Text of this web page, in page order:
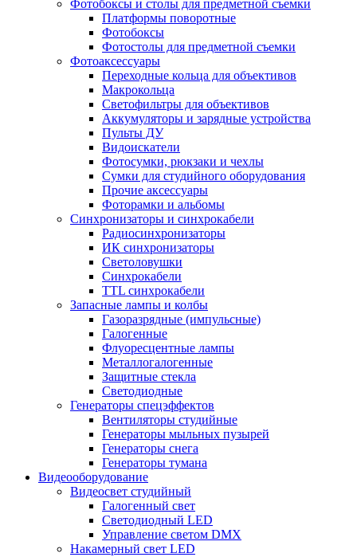
Фотобоксы и столы для предметной съемки
Платформы поворотные
Фотобоксы
Фотостолы для предметной съемки
Фотоаксессуары
Переходные кольца для объективов
Макрокольца
Светофильтры для объективов
Аккумуляторы и зарядные устройства
Пульты ДУ
Видоискатели
Фотосумки, рюкзаки и чехлы
Сумки для студийного оборудования
Прочие аксессуары
Фоторамки и альбомы
Синхронизаторы и синхрокабели
Радиосинхронизаторы
ИК синхронизаторы
Светоловушки
Синхрокабели
TTL синхрокабели
Запасные лампы и колбы
Газоразрядные (импульсные)
Галогенные
Флуоресцентные лампы
Металлогалогенные
Защитные стекла
Светодиодные
Генераторы спецэффектов
Вентиляторы студийные
Генераторы мыльных пузырей
Генераторы снега
Генераторы тумана
Видеооборудование
Видеосвет студийный
Галогенный свет
Светодиодный LED
Управление светом DMX
Накамерный свет LED